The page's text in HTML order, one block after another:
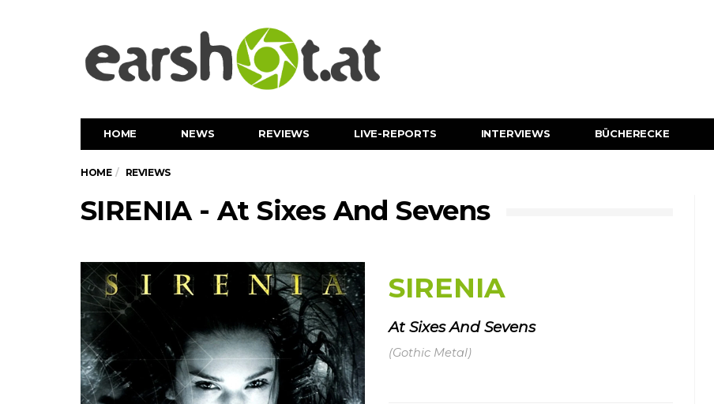
HOME NEWS REVIEWS LIVE-REPORTS INTERVIEWS BÜCHERECKE
HOME REVIEWS
SIRENIA - At Sixes And Sevens
SIRENIA
At Sixes And Sevens
(Gothic Metal)